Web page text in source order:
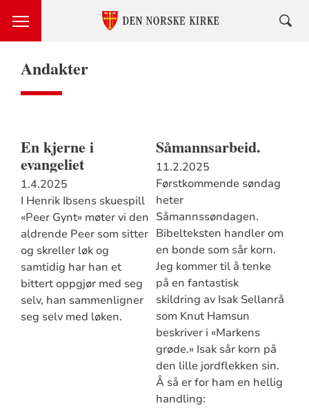
Andakter
En kjerne i
evangeliet
1.4.2025
I Henrik Ibsens skuespill
«Peer Gynt» møter vi den
aldrende Peer som sitter
og skreller løk og
samtidig har han et
bittert oppgjør med seg
selv, han sammenligner
seg selv med løken.
Såmannsarbeid.
11.2.2025
Førstkommende søndag
heter
Såmannssøndagen.
Bibelteksten handler om
en bonde som sår korn.
Jeg kommer til å tenke
på en fantastisk
skildring av Isak Sellanrå
som Knut Hamsun
beskriver i «Markens
grøde.» Isak sår korn på
den lille jordflekken sin.
Å så er for ham en hellig
handling: